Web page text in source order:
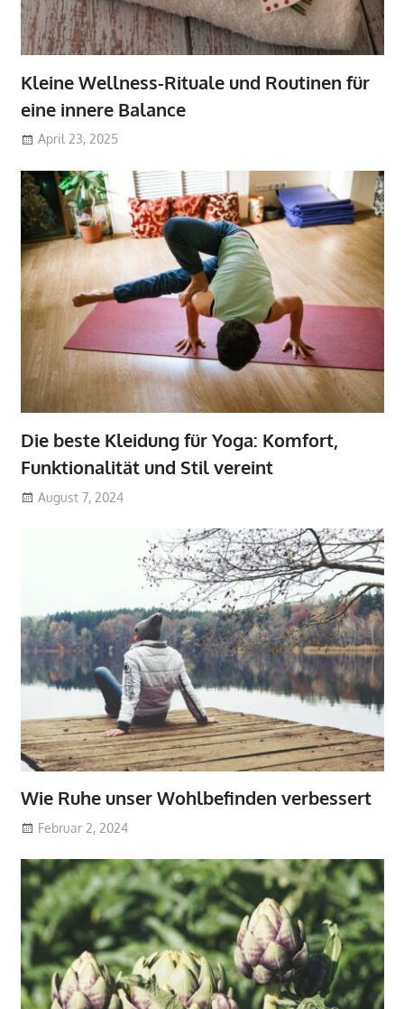
Kleine Wellness-Rituale und Routinen für
eine innere Balance
April 23, 2025
Die beste Kleidung für Yoga: Komfort,
Funktionalität und Stil vereint
August 7, 2024
Wie Ruhe unser Wohlbefinden verbessert
Februar 2, 2024